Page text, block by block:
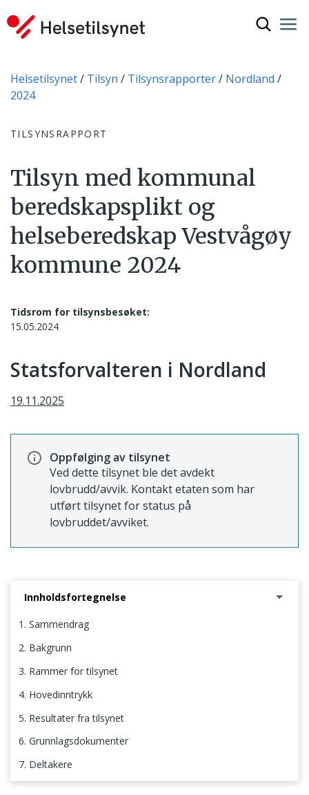
Du er her:
Helsetilsynet Tilsyn Tilsynsrapporter
Nordland
2024
TILSYNSRAPPORT
Tilsyn med kommunal
beredskapsplikt og
helseberedskap Vestvågøy
kommune 2024
Tidsrom for tilsynsbesøket:
15.05.2024
Statsforvalteren i Nordland
19.11.2025
Oppfølging av tilsynet
Ved dette tilsynet ble det avdekt
lovbrudd/avvik. Kontakt etaten som har
utført tilsynet for status på
lovbruddet/avviket.
Innholdsfortegnelse
1. Sammendrag
2. Bakgrunn
3. Rammer for tilsynet
4. Hovedinntrykk
5. Resultater fra tilsynet
6. Grunnlagsdokumenter
7. Deltakere